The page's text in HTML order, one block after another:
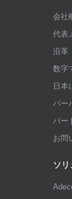
会社
代表
沿革
数字
日本
パー
パー
お問
ソ